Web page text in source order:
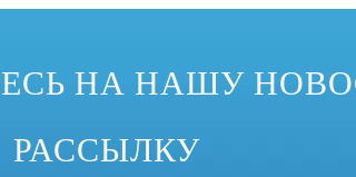
использованы изгибающие машины профиля.
НА НАШУ
РАССЫЛКУ